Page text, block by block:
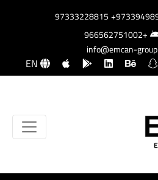
+966562751002
info@emcan-
EN